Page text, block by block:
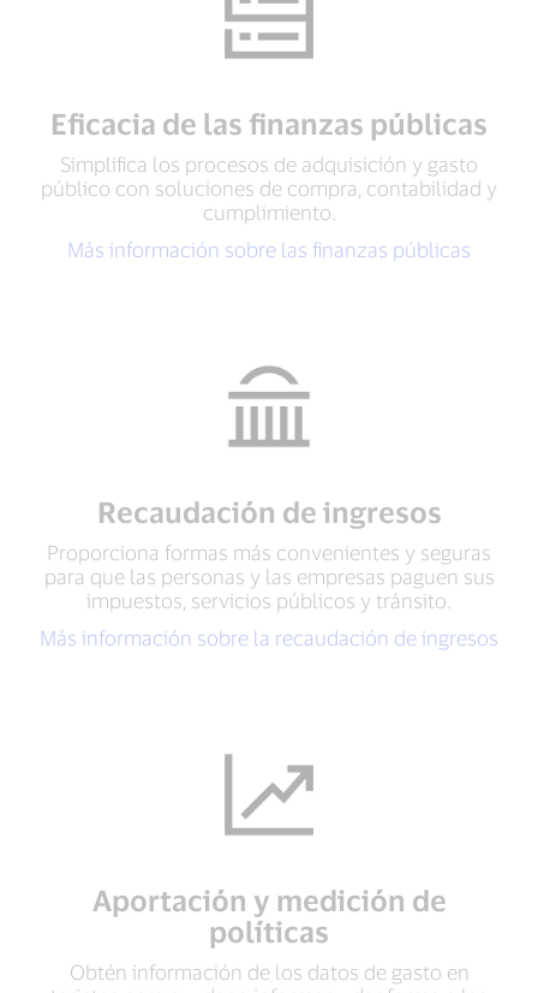
Eficacia de las finanzas públicas
Simplifica los procesos de adquisición y gasto
público con soluciones de compra, contabilidad y
cumplimiento.
Más información sobre las finanzas públicas
Recaudación de ingresos
Proporciona formas más convenientes y seguras
para que las personas y las empresas paguen sus
impuestos, servicios públicos y tránsito.
Más información sobre la recaudación de ingresos
Aportación y medición de
políticas
Obtén información de los datos de gasto en